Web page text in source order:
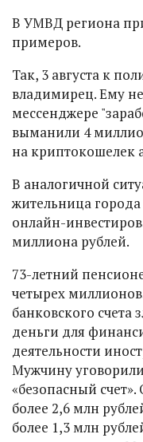
В УМВД региона
примеров.
Так, 3 августа к
владимирец. Ему
мессенджере
выманили 4
на криптокошелек
В аналогичной
жительница
онлайн-
миллиона рублей.
73-летний
четырех
банковского
деньги для
деятельности
Мужчину
«безопасный
более 2,6 млн
более 1,3 млн